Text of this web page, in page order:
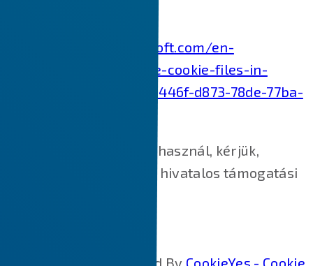
https://support.microsoft.com/en-
us/topic/how-to-delete-cookie-files-in-
internet-explorer-bca9446f-d873-78de-77ba-
Ha más webböngészőt használ, kérjük,
keresse fel böngészője hivatalos támogatási